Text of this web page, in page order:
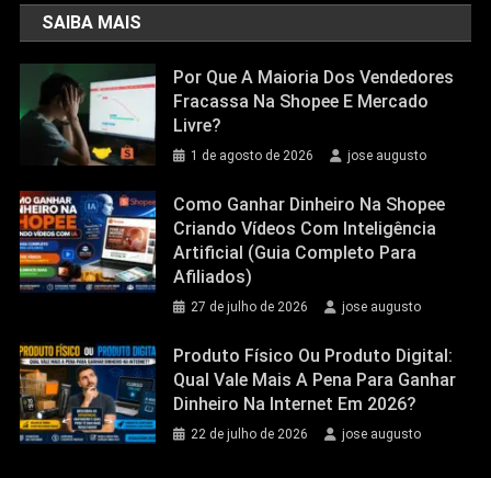
SAIBA MAIS
Por Que A Maioria Dos Vendedores
Fracassa Na Shopee E Mercado
Livre?
1 de agosto de 2026 jose augusto
Como Ganhar Dinheiro Na Shopee
Criando Vídeos Com Inteligência
Artificial (Guia Completo Para
Afiliados)
27 de julho de 2026 jose augusto
Produto Físico Ou Produto Digital:
Qual Vale Mais A Pena Para Ganhar
Dinheiro Na Internet Em 2026?
22 de julho de 2026 jose augusto